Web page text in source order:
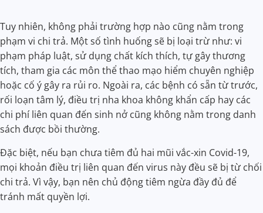
Tuy nhiên, không phải trường hợp nào cũng nằm trong
phạm vi chi trả. Một số tình huống sẽ bị loại trừ như: vi
phạm pháp luật, sử dụng chất kích thích, tự gây thương
tích, tham gia các môn thể thao mạo hiểm chuyên nghiệp
hoặc cố ý gây ra rủi ro. Ngoài ra, các bệnh có sẵn từ trước,
rối loạn tâm lý, điều trị nha khoa không khẩn cấp hay các
chi phí liên quan đến sinh nở cũng không nằm trong danh
sách được bồi thường.
Đặc biệt, nếu bạn chưa tiêm đủ hai mũi vắc-xin Covid-19,
mọi khoản điều trị liên quan đến virus này đều sẽ bị từ chối
chi trả. Vì vậy, bạn nên chủ động tiêm ngừa đầy đủ để
tránh mất quyền lợi.